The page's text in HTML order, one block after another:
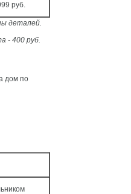
руб.
деталей.
- 400 руб.
дом по